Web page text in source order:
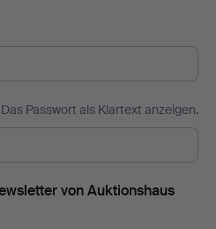
Das Passwort als Klartext anzeigen.
von Auktionshaus